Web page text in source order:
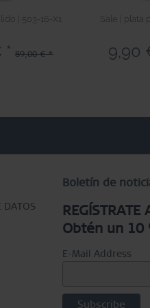
| 503-16-X1
89,00 € *
Sale | plata
9,90
DATOS
Boletín de
REGÍSTRATE
Obtén un 10
E-Mail Address